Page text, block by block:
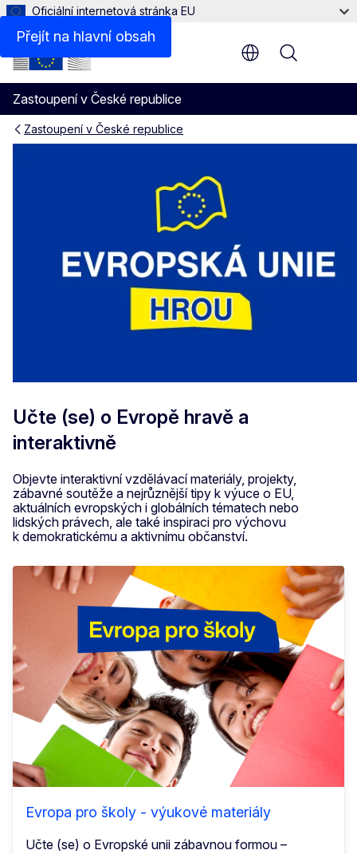
Přejít na hlavní obsah
Oficiální internetová stránka EU
Zastoupení v České republice
Menu
Zastoupení v České republice
Učte (se) o Evropě hravě a
interaktivně
Objevte interaktivní vzdělávací materiály, projekty,
zábavné soutěže a nejrůznější tipy k výuce o EU,
aktuálních evropských i globálních tématech nebo
lidských právech, ale také inspiraci pro výchovu
k demokratickému a aktivnímu občanství.
Evropa pro školy - výukové materiály
Učte (se) o Evropské unii zábavnou formou –